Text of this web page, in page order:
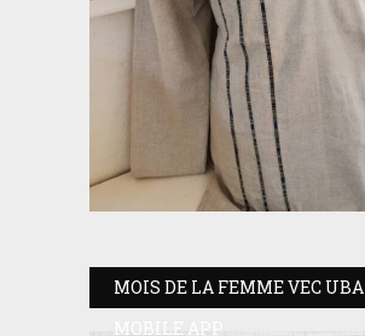
MOIS DE LA FEMME VEC UBA
MOBILE APP